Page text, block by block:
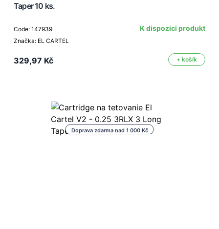
Taper 10 ks.
Code: 147939
Značka: EL CARTEL
K dispozici produkt
329,97 Kč + košík
Doprava zdarma nad 1 000 Kč